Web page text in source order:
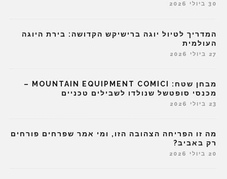
30 ביולי 2026
המדריך לטיול יוגה ברישיקש הקדושה: בירת היוגה
העולמית
27 ביולי 2026
מבחן שטח: MOUNTAIN EQUIPMENT COMICI –
מכנסי סופטשל שנולדו לשבילים טכניים
23 ביולי 2026
מה זו הפריחה הצהובה הזו, ומי אמר שפרחים פורחים
רק באביב?
20 ביולי 2026